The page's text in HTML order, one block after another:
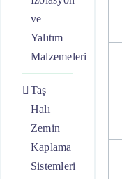
ve
Yalıtım
Malzemeleri
Taş
Halı
Zemin
Kaplama
Sistemleri